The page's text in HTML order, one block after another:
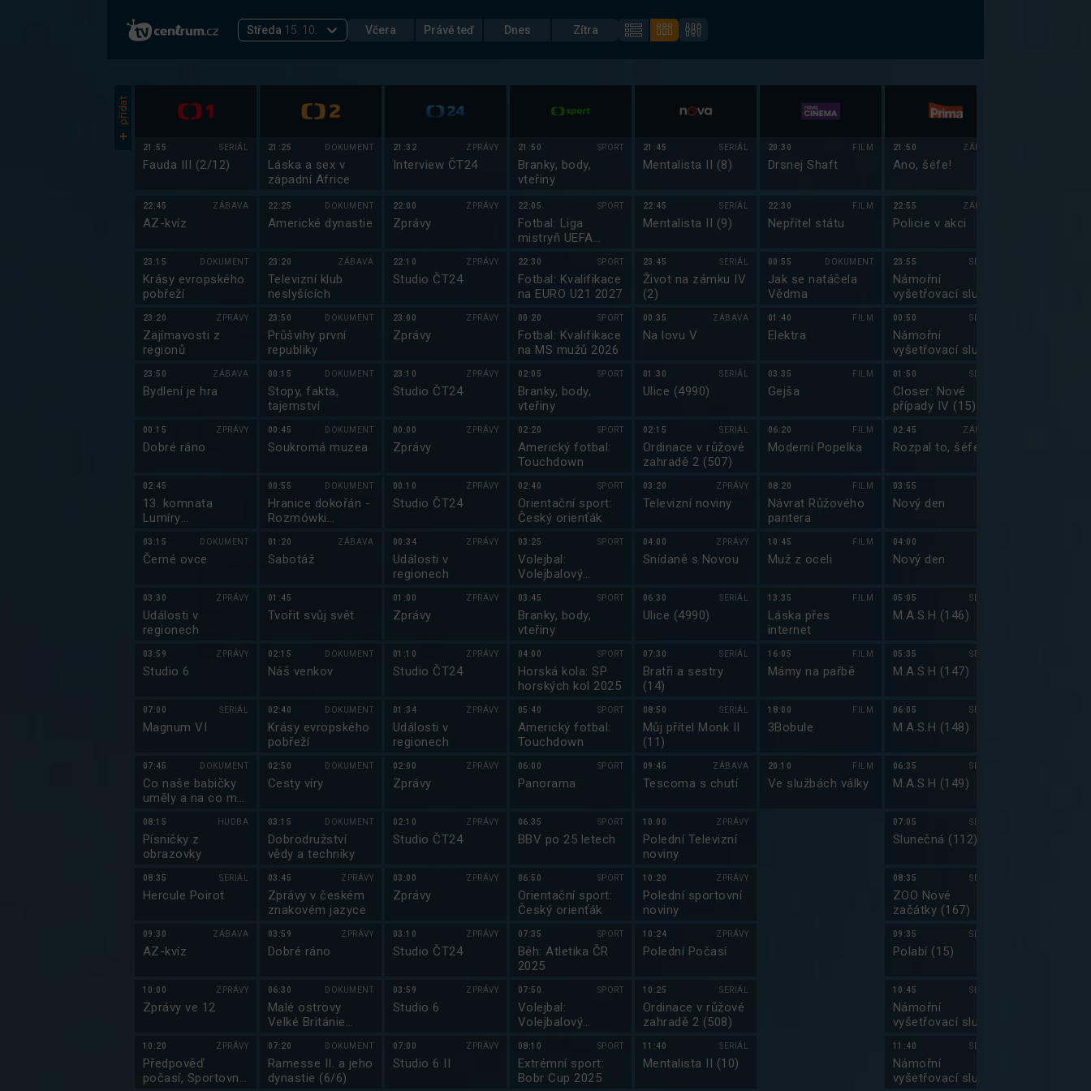
Středa 15. 10. Včera Právě teď Dnes Zítra
přidat
21:55 SERIÁL
Fauda III (2/12)
22:45 ZÁBAVA
AZ-kvíz
23:15 DOKUMENT
Krásy evropského
pobřeží
23:20 ZPRÁVY
Zajímavosti z
regionů
23:50 ZÁBAVA
Bydlení je hra
00:15 ZPRÁVY
Dobré ráno
02:45
13. komnata
Lumíry
03:15 DOKUMENT
Černé ovce
03:30 ZPRÁVY
Události v
regionech
03:59 ZPRÁVY
Studio 6
07:00 SERIÁL
Magnum VI
07:45 DOKUMENT
Co naše babičky
uměly a na co my
08:15 HUDBA
Písničky z
obrazovky
08:35 SERIÁL
Hercule Poirot
09:30 ZÁBAVA
AZ-kvíz
10:00 ZPRÁVY
Zprávy ve 12
10:20 ZPRÁVY
Předpověď
počasí, Sportovní
21:25 DOKUMENT
Láska a sex v
západní Africe
22:25 DOKUMENT
Americké dynastie
23:20 ZÁBAVA
Televizní klub
neslyšících
23:50 DOKUMENT
Průšvihy první
republiky
00:15 DOKUMENT
Stopy, fakta,
tajemství
00:45 DOKUMENT
Soukromá muzea
00:55 DOKUMENT
Hranice dokořán -
Rozmówki
01:20 ZÁBAVA
Sabotáž
01:45
Tvořit svůj svět
02:15 DOKUMENT
Náš venkov
02:40 DOKUMENT
Krásy evropského
pobřeží
02:50 DOKUMENT
Cesty víry
03:15 DOKUMENT
Dobrodružství
vědy a techniky
03:45 ZPRÁVY
Zprávy v českém
znakovém jazyce
03:59 ZPRÁVY
Dobré ráno
06:30 DOKUMENT
Malé ostrovy
Velké Británie
07:20 DOKUMENT
Ramesse II. a jeho
dynastie (6/6)
21:32 ZPRÁVY
Interview ČT24
22:00 ZPRÁVY
Zprávy
22:10 ZPRÁVY
Studio ČT24
23:00 ZPRÁVY
Zprávy
23:10 ZPRÁVY
Studio ČT24
00:00 ZPRÁVY
Zprávy
00:10 ZPRÁVY
Studio ČT24
00:34 ZPRÁVY
Události v
regionech
01:00 ZPRÁVY
Zprávy
01:10 ZPRÁVY
Studio ČT24
01:34 ZPRÁVY
Události v
regionech
02:00 ZPRÁVY
Zprávy
02:10 ZPRÁVY
Studio ČT24
03:00 ZPRÁVY
Zprávy
03:10 ZPRÁVY
Studio ČT24
03:59 ZPRÁVY
Studio 6
07:00 ZPRÁVY
Studio 6 II
21:50 SPORT
Branky, body,
vteřiny
22:05 SPORT
Fotbal: Liga
mistryň UEFA
22:30 SPORT
Fotbal: Kvalifikace
na EURO U21 2027
00:20 SPORT
Fotbal: Kvalifikace
na MS mužů 2026
02:05 SPORT
Branky, body,
vteřiny
02:20 SPORT
Americký fotbal:
Touchdown
02:40 SPORT
Orientační sport:
Český orienťák
03:25 SPORT
Volejbal:
Volejbalový
03:45 SPORT
Branky, body,
vteřiny
04:00 SPORT
Horská kola: SP
horských kol 2025
05:40 SPORT
Americký fotbal:
Touchdown
06:00 SPORT
Panorama
06:35 SPORT
BBV po 25 letech
06:50 SPORT
Orientační sport:
Český orienťák
07:35 SPORT
Běh: Atletika ČR
2025
07:50 SPORT
Volejbal:
Volejbalový
08:10 SPORT
Extrémní sport:
Bobr Cup 2025
21:45 SERIÁL
Mentalista II (8)
22:45 SERIÁL
Mentalista II (9)
23:45 SERIÁL
Život na zámku IV
(2)
00:35 ZÁBAVA
Na lovu V
01:30 SERIÁL
Ulice (4990)
02:15 SERIÁL
Ordinace v růžové
zahradě 2 (507)
03:20 ZPRÁVY
Televizní noviny
04:00 ZPRÁVY
Snídaně s Novou
06:30 SERIÁL
Ulice (4990)
07:30 SERIÁL
Bratři a sestry
(14)
08:50 SERIÁL
Můj přítel Monk II
(11)
09:45 ZÁBAVA
Tescoma s chutí
10:00 ZPRÁVY
Polední Televizní
noviny
10:20 ZPRÁVY
Polední sportovní
noviny
10:24 ZPRÁVY
Polední Počasí
10:25 SERIÁL
Ordinace v růžové
zahradě 2 (508)
11:40 SERIÁL
Mentalista II (10)
20:30 FILM
Drsnej Shaft
22:30 FILM
Nepřítel státu
00:55 DOKUMENT
Jak se natáčela
Vědma
01:40 FILM
Elektra
03:35 FILM
Gejša
06:20 FILM
Moderní Popelka
08:20 FILM
Návrat Růžového
pantera
10:45 FILM
Muž z oceli
13:35 FILM
Láska přes
internet
16:05 FILM
Mámy na pařbě
18:00 FILM
3Bobule
20:10 FILM
Ve službách války
21:50 ZÁBAVA
Ano, šéfe!
22:55 ZÁBAVA
Policie v akci
23:55 SERIÁL
Námořní
vyšetřovací služba
00:50 SERIÁL
Námořní
vyšetřovací služba
01:50 SERIÁL
Closer: Nové
případy IV (15)
02:45 ZÁBAVA
Rozpal to, šéfe!
03:55
Nový den
04:00
Nový den
05:05 SERIÁL
M.A.S.H (146)
05:35 SERIÁL
M.A.S.H (147)
06:05 SERIÁL
M.A.S.H (148)
06:35 SERIÁL
M.A.S.H (149)
07:05 SERIÁL
Slunečná (112)
08:35 SERIÁL
ZOO Nové
začátky (167)
09:35 SERIÁL
Polabí (15)
10:45 SERIÁL
Námořní
vyšetřovací služba
11:40 SERIÁL
Námořní
vyšetřovací služba